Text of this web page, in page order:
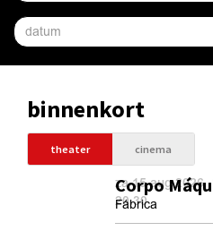
binnenkort
theater cinema
za 15 aug 2026
20.30
Corpo
Fábrica